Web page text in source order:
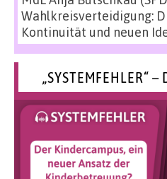
Wahlkreisverteidigung:
Kontinuität und neuen
„SYSTEMFEHLER“ –